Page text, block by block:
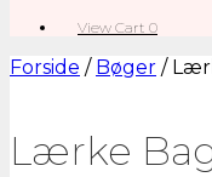
View
cart
View Cart 0
Forside / Bøger /
Lærke